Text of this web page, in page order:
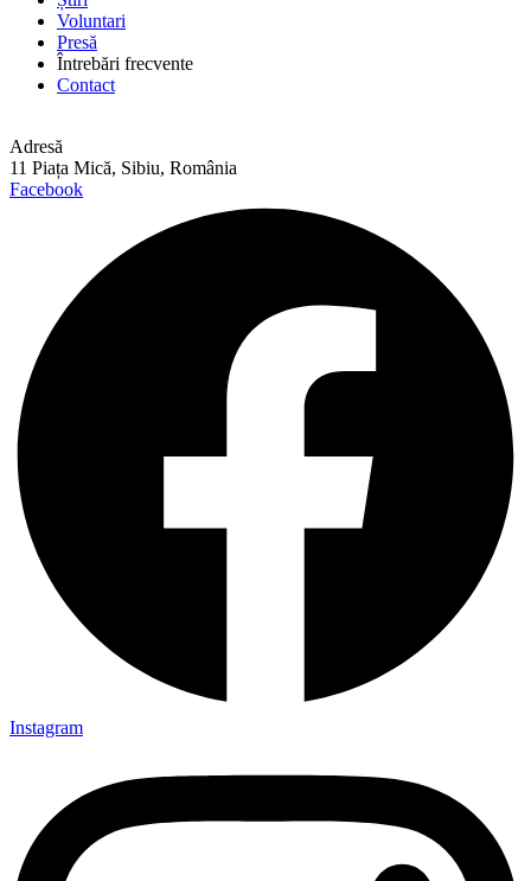
Voluntari
Presă
Întrebări frecvente
Contact
Adresă
11 Piața Mică, Sibiu, România
Facebook
Instagram